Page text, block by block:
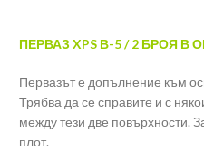
ПЕРВАЗ XPS В-5 / 2 БРОЯ В
Первазът е допълнение към
Трябва да се справите и с
между тези две повърхности.
плот.